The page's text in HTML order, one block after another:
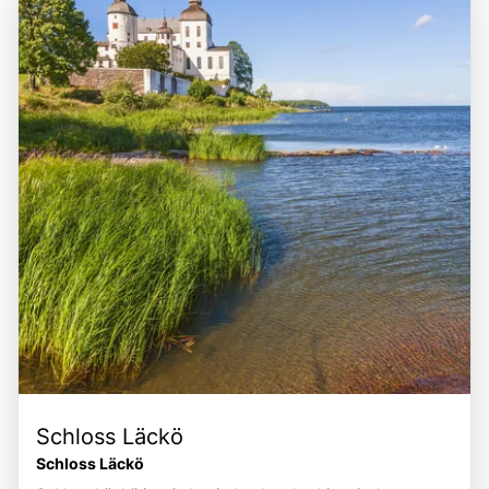
und Kultur hautnah zu erleben.
Schloss Läckö
Schloss Läckö